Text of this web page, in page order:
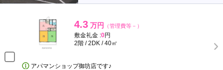
4.3 万円 （管理費等－）
敷金礼金 :0円
2階 / 2DK / 40㎡
アパマンショップ御坊店です♪